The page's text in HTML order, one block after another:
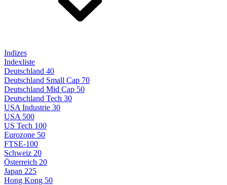
Indizes
Indexliste
Deutschland 40
Deutschland Small Cap 70
Deutschland Mid Cap 50
Deutschland Tech 30
USA Industrie 30
USA 500
US Tech 100
Eurozone 50
FTSE-100
Schweiz 20
Österreich 20
Japan 225
Hong Kong 50